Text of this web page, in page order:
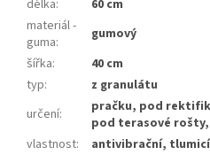
délka:
60 cm
materiál -
guma:
gumový
šířka:
40 cm
typ:
z granulátu
určení:
pračku, pod
pod terasové
vlastnost:
antivibrační,